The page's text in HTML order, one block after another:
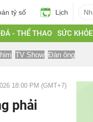
tỷ số Lịch
- THỂ THAO SỨC KHỎE
TV Show Đàn ông
18:00 PM (GMT+7)
phải